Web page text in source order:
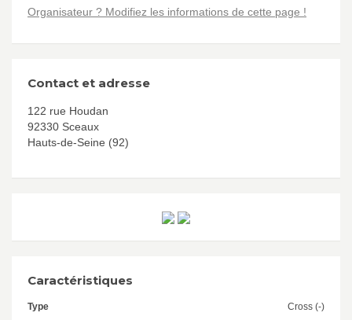
Organisateur ? Modifiez les informations de cette page !
Contact et adresse
122 rue Houdan
92330 Sceaux
Hauts-de-Seine (92)
Caractéristiques
Type
Cross (-)